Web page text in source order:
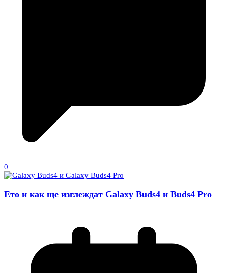
0
Ето и как ще изглеждат Galaxy Buds4 и Buds4 Pro